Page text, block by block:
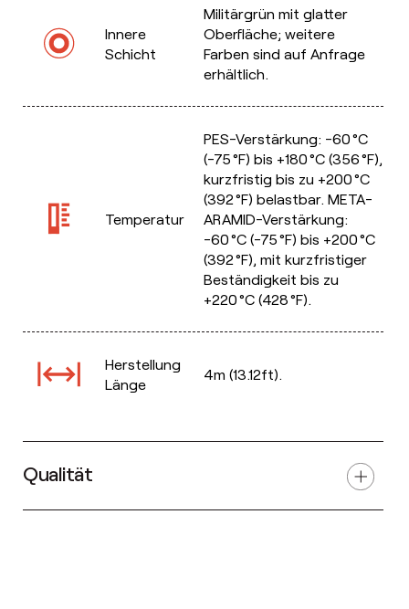
Innere
Schicht
Militärgrün mit glatter
Oberfläche; weitere
Farben sind auf Anfrage
erhältlich.
Temperatur
PES-Verstärkung: -60 °C
(-75 °F) bis +180 °C (356 °F),
kurzfristig bis zu +200 °C
(392 °F) belastbar. META-
ARAMID-Verstärkung:
-60 °C (-75 °F) bis +200 °C
(392 °F), mit kurzfristiger
Beständigkeit bis zu
+220 °C (428 °F).
Herstellung
Länge
4m (13.12ft).
Qualität